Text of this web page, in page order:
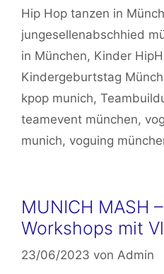
Hip Hop tanzen in
jungesellenabschhied
in München, Kinder
Kindergeburtstag
kpop munich,
teamevent münchen,
munich, voguing
MUNICH MASH
Workshops mit
23/06/2023 von Admin